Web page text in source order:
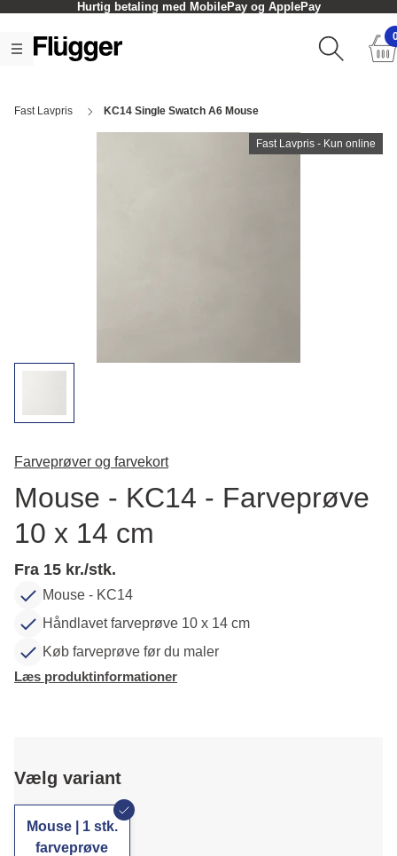
Hurtig betaling med MobilePay og ApplePay
Fast Lavpris KC14 Single Swatch A6 Mouse
Fast Lavpris - Kun online
Farveprøver og farvekort
Mouse - KC14 - Farveprøve
10 x 14 cm
Fra 15 kr./stk.
Mouse - KC14
Håndlavet farveprøve 10 x 14 cm
Køb farveprøve før du maler
Læs produktinformationer
Vælg variant
Mouse | 1 stk.
farveprøve